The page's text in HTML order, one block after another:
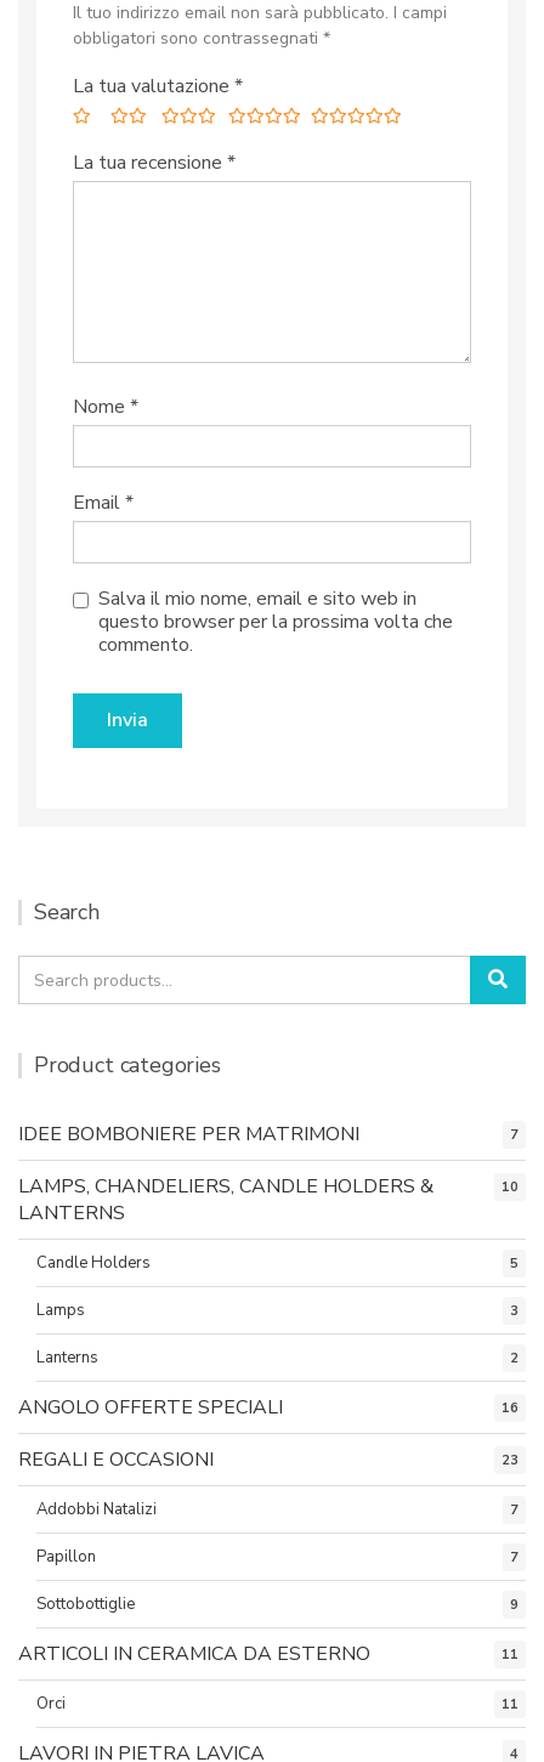
Il tuo indirizzo email non sarà pubblicato. I campi
obbligatori sono contrassegnati *
La tua valutazione *
La tua recensione *
Nome *
Email*
Salva il mio nome, email e sito web in
questo browser per la prossima volta che
commento.
Search
Search
for:
Product categories
IDEE BOMBONIERE PER MATRIMONI 7
LAMPS, CHANDELIERS, CANDLE HOLDERS &
LANTERNS
10
Candle Holders 5
Lamps 3
Lanterns 2
ANGOLO OFFERTE SPECIALI 16
REGALI E OCCASIONI 23
Addobbi Natalizi 7
Papillon 7
Sottobottiglie 9
ARTICOLI IN CERAMICA DA ESTERNO 11
Orci 11
LAVORI IN PIETRA LAVICA 4